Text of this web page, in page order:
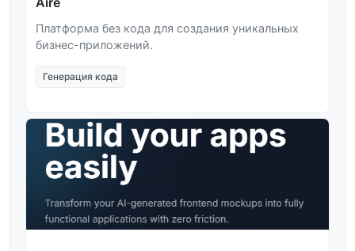
Платформа без кода для создания уникальных
бизнес-приложений.
Генерация кода